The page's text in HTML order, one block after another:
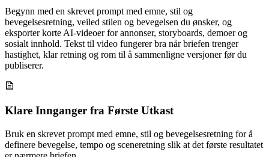
Begynn med en skrevet prompt med emne, stil og
bevegelsesretning, veiled stilen og bevegelsen du ønsker, og
eksporter korte AI-videoer for annonser, storyboards, demoer og
sosialt innhold. Tekst til video fungerer bra når briefen trenger
hastighet, klar retning og rom til å sammenligne versjoner før du
publiserer.
Klare Innganger fra Første Utkast
Bruk en skrevet prompt med emne, stil og bevegelsesretning for å
definere bevegelse, tempo og sceneretning slik at det første resultatet